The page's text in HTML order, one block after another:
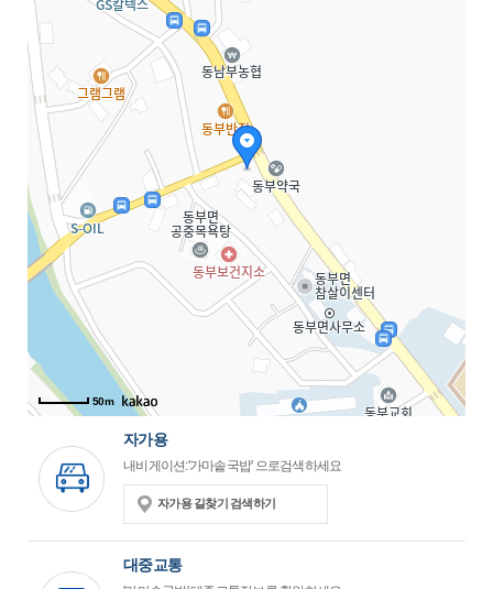
50m
자가용
내비게이션:'가마솥국밥' 으로검색하세요
자가용 길찾기 검색하기
대중교통